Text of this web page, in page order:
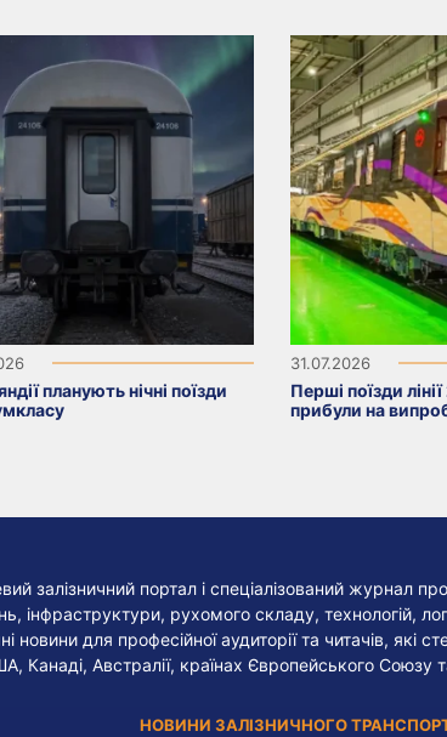
планують нічні поїзди
31.07.2026
Перші поїзди
прибули на
залізничний портал і спеціалізований журнал
інфраструктури, рухомого складу, технологій,
новини для професійної аудиторії та читачів, які
Канаді, Австралії, країнах Європейського Союзу
НОВИНИ ЗАЛІЗНИЧНОГО